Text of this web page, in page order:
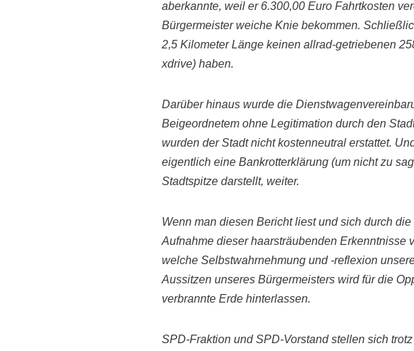
aberkannte, weil er 6.300,00 Euro Fahrtkosten
Bürgermeister weiche Knie bekommen.
2,5 Kilometer Länge keinen allrad-getriebenen
xdrive) haben.
Darüber hinaus wurde die
Beigeordnetem ohne Legitimation durch den
wurden der Stadt nichtkostenneutral erstattet.
eigentlich eine Bankrotterklärung (um nicht zu
Stadtspitze darstellt, weiter.
Wenn man diesen Bericht liest und sich durch
Aufnahme dieser haarsträubenden Erkenntnisse
welche Selbstwahrnehmung und -reflexion
Aussitzen unseres Bürgermeisters wird für die
verbrannte Erde hinterlassen.
SPD-Fraktion und SPD-Vorstand stellen sich